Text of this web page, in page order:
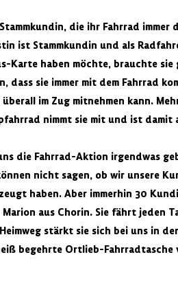
die ihr Fahrrad immer
ist Stammkundin und als
Karte haben möchte, brauchte
dass sie immer mit dem Fahrrad
überall im Zug mitnehmen kann.
nimmt sie mit und ist damit
die Fahrrad-Aktion irgendwas
nicht sagen, ob wir unsere
haben. Aber immerhin 30
Marion aus Chorin. Sie fährt jeden
stärkt sie sich bei uns in
begehrte Ortlieb-Fahrradtasche